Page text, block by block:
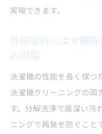
実現できます。
性能維持には分解
の併用
洗濯機の性能を長く保つ
洗濯機クリーニングの両
す。分解洗浄で奥深い汚
ニングで再発を防ぐこと